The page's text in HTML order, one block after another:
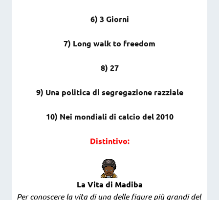
6) 3 Giorni
7) Long walk to freedom
8) 27
9) Una politica di segregazione razziale
10) Nei mondiali di calcio del 2010
Distintivo:
La Vita di Madiba
Per conoscere la vita di una delle figure più grandi del